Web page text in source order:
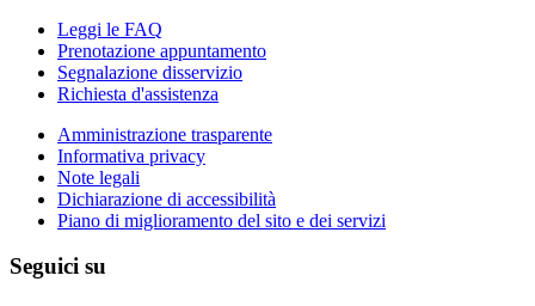
Leggi le FAQ
Prenotazione appuntamento
Segnalazione disservizio
Richiesta d'assistenza
Amministrazione trasparente
Informativa privacy
Note legali
Dichiarazione di accessibilità
Piano di miglioramento del sito e dei servizi
Seguici su